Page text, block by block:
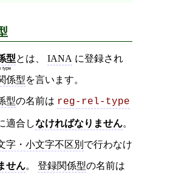
型
type
とは、 IANA に登録され
係型を言います。
型の名前は reg-rel-type
適合しなければなりません。
字・小文字不区別 で行わなけ
せん。 登録関係型の名前は